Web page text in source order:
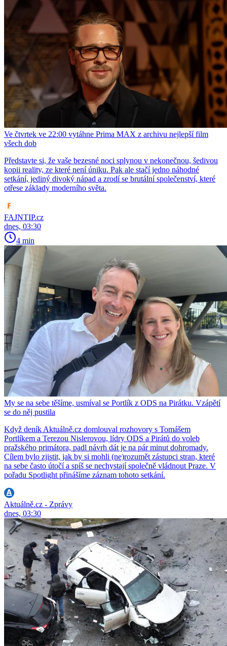
Ve čtvrtek ve 22:00 vytáhne Prima MAX z archivu nejlepší film
všech dob
Představte si, že vaše bezesné noci splynou v nekonečnou, šedivou
kopii reality, ze které není úniku. Pak ale stačí jedno náhodné
setkání, jediný divoký nápad a zrodí se brutální společenství, které
otřese základy moderního světa.
FAJNTIP.cz
dnes, 03:30
4 min
My se na sebe těšíme, usmíval se Portlík z ODS na Pirátku. Vzápětí
se do něj pustila
Když deník Aktuálně.cz domlouval rozhovory s Tomášem
Portlíkem a Terezou Nislerovou, lídry ODS a Pirátů do voleb
pražského primátora, padl návrh dát je na pár minut dohromady.
Cílem bylo zjistit, jak by si mohli (ne)rozumět zástupci stran, které
na sebe často útočí a spíš se nechystají společně vládnout Praze. V
pořadu Spotlight přinášíme záznam tohoto setkání.
Aktuálně.cz - Zprávy
dnes, 03:30